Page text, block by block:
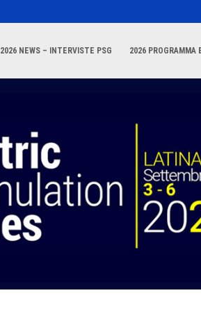
2026 NEWS – INTERVISTE PSG 2026 PROGRAMMA